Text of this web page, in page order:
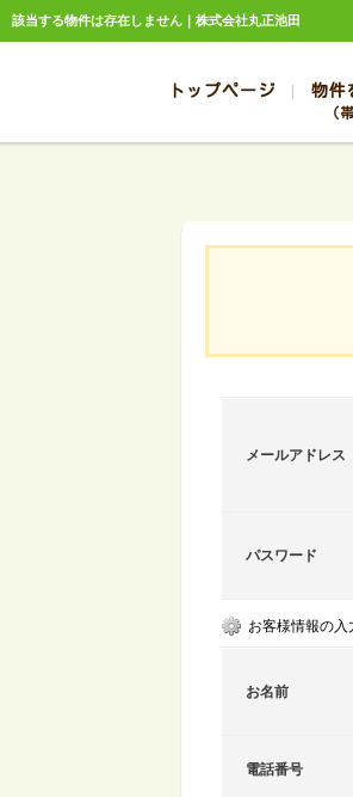
該当する物件は存在しません｜株式会社丸正池田
トップページ 物件
（
メールアドレス
パスワード
お客様情報の入
お名前
電話番号